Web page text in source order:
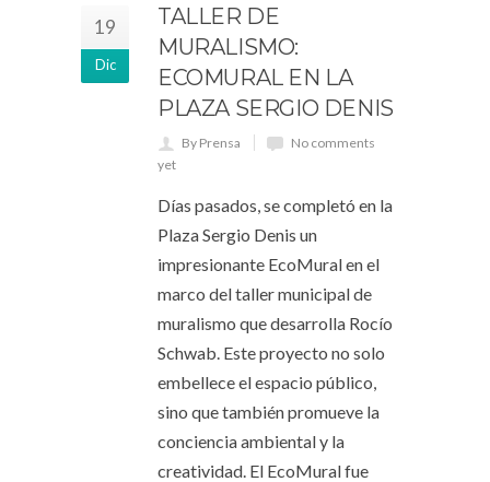
19
Dic
TALLER DE
MURALISMO:
ECOMURAL EN LA
PLAZA SERGIO DENIS
By Prensa
No comments
yet
Días pasados, se completó en la
Plaza Sergio Denis un
impresionante EcoMural en el
marco del taller municipal de
muralismo que desarrolla Rocío
Schwab. Este proyecto no solo
embellece el espacio público,
sino que también promueve la
conciencia ambiental y la
creatividad. El EcoMural fue